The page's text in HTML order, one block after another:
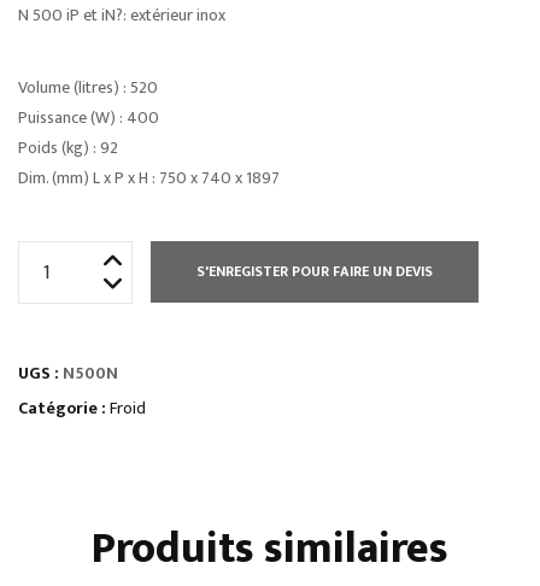
N 500 iP et iN?: extérieur inox
Volume (litres) : 520
Puissance (W) : 400
Poids (kg) : 92
Dim. (mm) L x P x H : 750 x 740 x 1897
PORTES
PLEINESnégatives
S'ENREGISTER POUR FAIRE UN DEVIS
UGS : N500N
Catégorie :Froid
Produits similaires